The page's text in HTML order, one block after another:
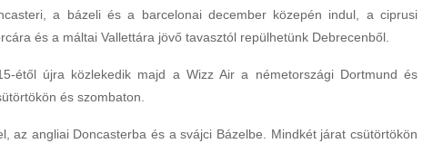
a bázeli és a barcelonai december közepén indul, a ciprusi
és a máltai Vallettára jövő tavasztól repülhetünk Debrecenből.
étől újra közlekedik majd a Wizz Air a németországi Dortmund és
és szombaton.
az angliai Doncasterba és a svájci Bázelbe. Mindkét járat csütörtökön